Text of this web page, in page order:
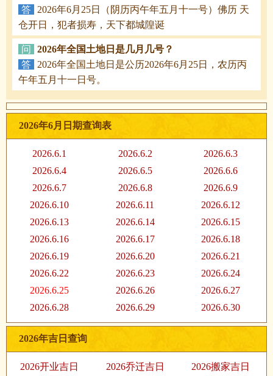
答
2026年6月25日（阴历丙午年五月十一号）佛历 天
仓开日，犯者损寿，天下都城隍诞
问
2026年全国土地日是几月几号？
答
2026年全国土地日是公历2026年6月25日，农历丙
午年五月十一日号。
2026年6月日期查询表
2026.6.1 2026.6.2
2026.6.3
2026.6.4
2026.6.5
2026.6.6
2026.6.7
2026.6.8
2026.6.9
2026.6.10
2026.6.11
2026.6.12
2026.6.13
2026.6.14
2026.6.15
2026.6.16
2026.6.17
2026.6.18
2026.6.19
2026.6.20
2026.6.21
2026.6.22
2026.6.23
2026.6.24
2026.6.25
2026.6.26
2026.6.27
2026.6.28
2026.6.29 2026.6.30
2026年吉日查询
2026开业吉日 2026乔迁吉日
2026搬家吉日